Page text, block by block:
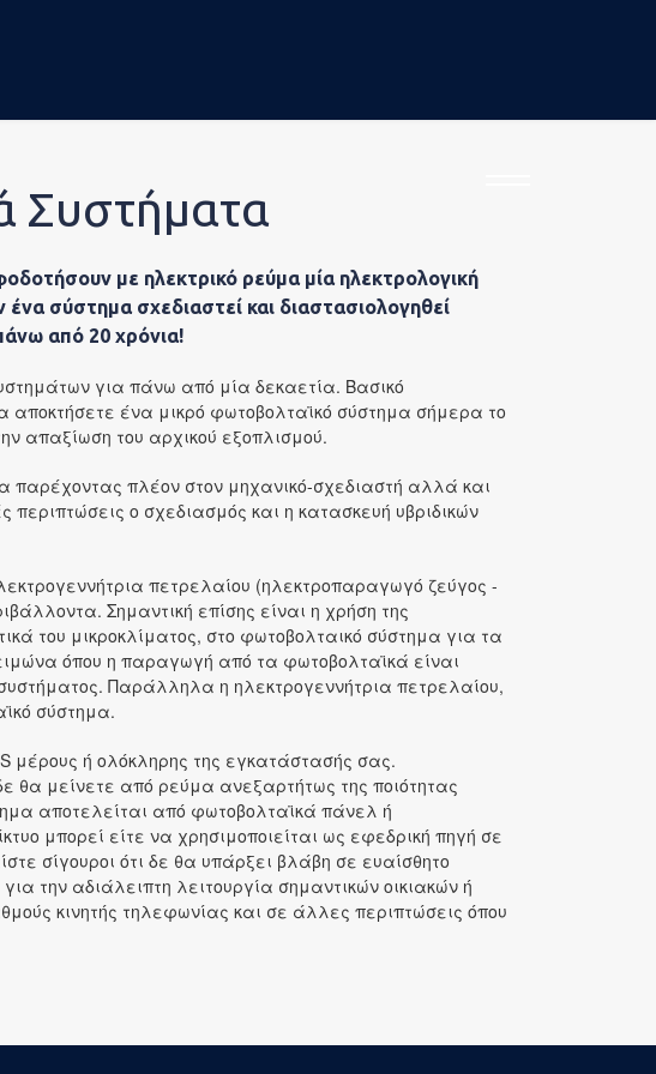
Συστήματα
με ηλεκτρικό ρεύμα μία ηλεκτρολογική
σύστημα σχεδιαστεί και διαστασιολογηθεί
από 20 χρόνια!
για πάνω από μία δεκαετία. Βασικό
αποκτήσετε ένα μικρό φωτοβολταϊκό σύστημα σήμερα το
απαξίωση του αρχικού εξοπλισμού.
παρέχοντας πλέον στον μηχανικό-σχεδιαστή αλλά και
ο σχεδιασμός και η κατασκευή υβριδικών
πετρελαίου (ηλεκτροπαραγωγό ζεύγος -
Σημαντική επίσης είναι η χρήση της
του μικροκλίματος, στο φωτοβολταικό σύστημα για τα
όπου η παραγωγή από τα φωτοβολταϊκά είναι
Παράλληλα η ηλεκτρογεννήτρια πετρελαίου,
σύστημα.
μέρους ή ολόκληρης της εγκατάστασής σας.
θα μείνετε από ρεύμα ανεξαρτήτως της ποιότητας
αποτελείται από φωτοβολταϊκά πάνελ ή
μπορεί είτε να χρησιμοποιείται ως εφεδρική πηγή σε
σίγουροι ότι δε θα υπάρξει βλάβη σε ευαίσθητο
την αδιάλειπτη λειτουργία σημαντικών οικιακών ή
κινητής τηλεφωνίας και σε άλλες περιπτώσεις όπου